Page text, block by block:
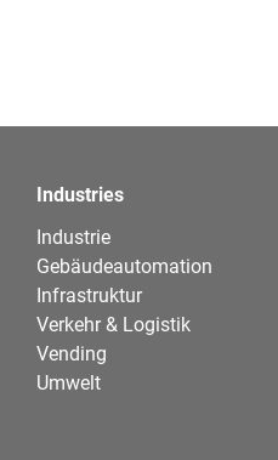
Industries
Industrie
Gebäudeautomation
Infrastruktur
Verkehr & Logistik
Vending
Umwelt